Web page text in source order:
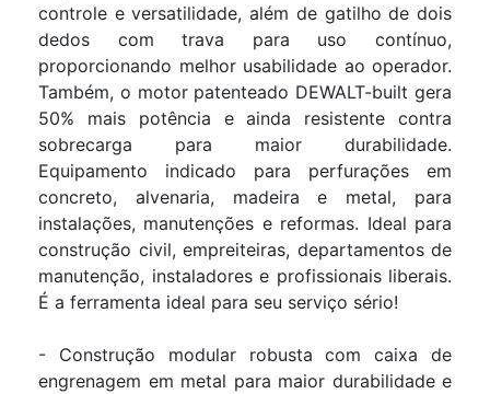
controle e versatilidade, além de gatilho de dois
dedos com trava para uso contínuo,
proporcionando melhor usabilidade ao operador.
Também, o motor patenteado DEWALT-built gera
50% mais potência e ainda resistente contra
sobrecarga para maior durabilidade.
Equipamento indicado para perfurações em
concreto, alvenaria, madeira e metal, para
instalações, manutenções e reformas. Ideal para
construção civil, empreiteiras, departamentos de
manutenção, instaladores e profissionais liberais.
É a ferramenta ideal para seu serviço sério!
- Construção modular robusta com caixa de
engrenagem em metal para maior durabilidade e